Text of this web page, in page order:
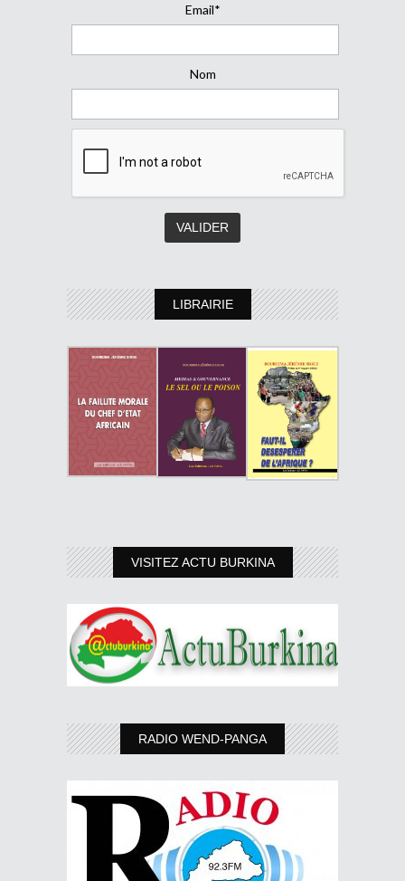
Email*
Nom
LIBRAIRIE
VISITEZ ACTU BURKINA
RADIO WEND-PANGA